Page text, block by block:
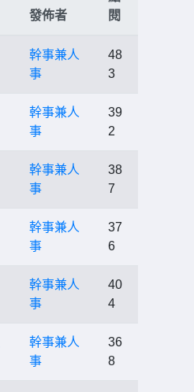
發佈者
閱
幹事兼人
事
48
3
幹事兼人
事
39
2
幹事兼人
事
38
7
幹事兼人
事
37
6
幹事兼人
事
40
4
幹事兼人
事
36
8